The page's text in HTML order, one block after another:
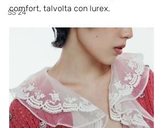
SS 24
comfort, talvolta con lurex.